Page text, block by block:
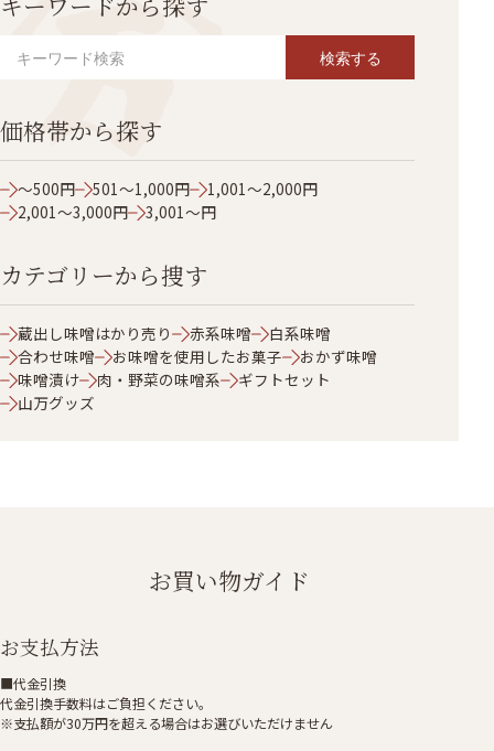
検索する
価格帯から探す
～500円 501～1,000円
1,001～2,000円
2,001～3,000円
3,001～円
カテゴリーから捜す
蔵出し味噌はかり売り 赤系味噌
白系味噌
合わせ味噌
お味噌を使用したお菓子
おかず味噌
味噌漬け
肉・野菜の味噌系
ギフトセット
山万グッズ
お買い物ガイド
お支払方法
■代金引換
代金引換手数料はご負担ください。
※支払額が30万円を超える場合はお選びいただけません